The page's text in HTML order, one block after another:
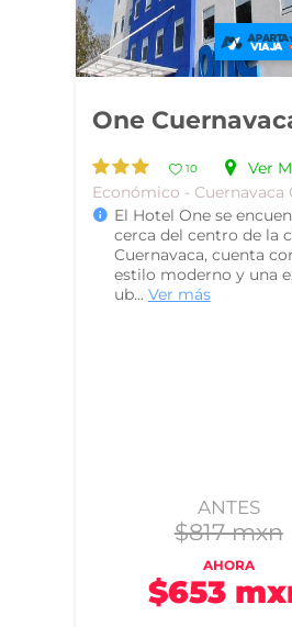
One
10
Ver
Económico - Cuernavaca
El Hotel One se
cerca del centro de la
Cuernavaca, cuenta
estilo moderno y una
ub... Ver más
ANTES
$817 mxn
AHORA
$653